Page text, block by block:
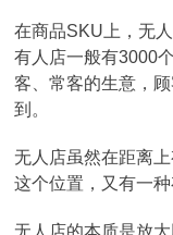
在商品SKU上，无
有人店一般有3000
客、常客的生意，
到。
无人店虽然在距离
这个位置，又有一
无人店的本质是放